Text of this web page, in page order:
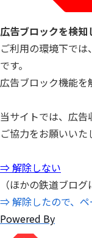
広告ブロックを検知
ご利用の環境下で
です。
広告ブロック機能を
当サイトでは、広告
ご協力をお願いいた
⇒ 解除しない
（ほかの鉄道ブログ
⇒ 解除したので、ペ
Powered By